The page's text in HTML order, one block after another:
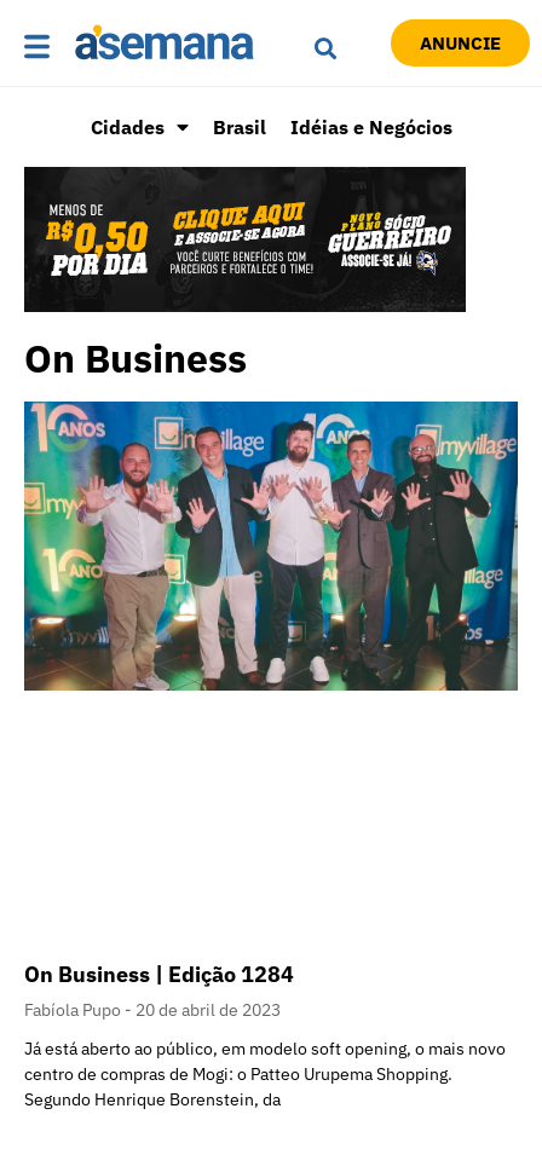
ANUNCIE
Cidades Brasil Idéias e Negócios
On Business
On Business | Edição 1284
Fabíola Pupo
20 de abril de 2023
Já está aberto ao público, em modelo soft opening, o mais novo
centro de compras de Mogi: o Patteo Urupema Shopping.
Segundo Henrique Borenstein, da